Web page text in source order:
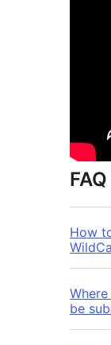
FAQ
How
be